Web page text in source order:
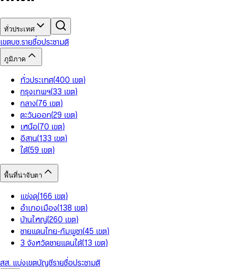
9 9
ทั่วประเทศ
เขตบช.รายชื่อประชามติ
ภูมิภาค
ทั่วประเทศ(400 เขต)
กรุงเทพฯ(33 เขต)
กลาง(76 เขต)
ตะวันออก(29 เขต)
เหนือ(70 เขต)
อีสาน(133 เขต)
ใต้(59 เขต)
พื้นที่น่าจับตา
แข่งดุ(166 เขต)
อำเภอเมือง(138 เขต)
บ้านใหญ่(260 เขต)
ชายแดนไทย-กัมพูชา(45 เขต)
3 จังหวัดชายแดนใต้(13 เขต)
สส. แบ่งเขตบัญชีรายชื่อประชามติ